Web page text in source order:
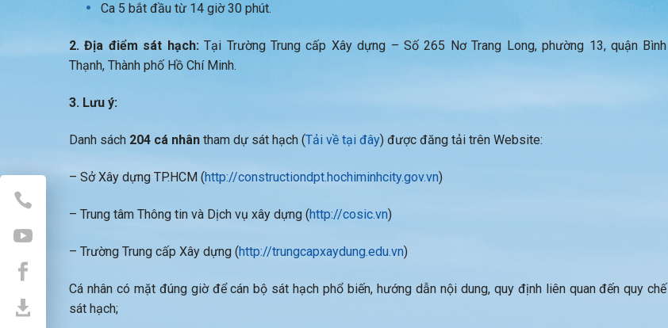
Ca 5 bắt đầu từ 14 giờ 30 phút.
2. Địa điểm sát hạch:Tại Trường Trung cấp Xây dựng – Số 265 Nơ Trang Long, phường 13, quận Bình
Thạnh, Thành phố Hồ Chí Minh.
3. Lưu ý:
Danh sách 204 cá nhân tham dự sát hạch (Tải về tại đây) được đăng tải trên Website:
– Sở Xây dựng TP.HCM (http://constructiondpt.hochiminhcity.gov.vn)
– Trung tâm Thông tin và Dịch vụ xây dựng (http://cosic.vn)
– Trường Trung cấp Xây dựng (http://trungcapxaydung.edu.vn)
Cá nhân có mặt đúng giờ để cán bộ sát hạch phổ biến, hướng dẫn nội dung, quy định liên quan đến quy chế
sát hạch;